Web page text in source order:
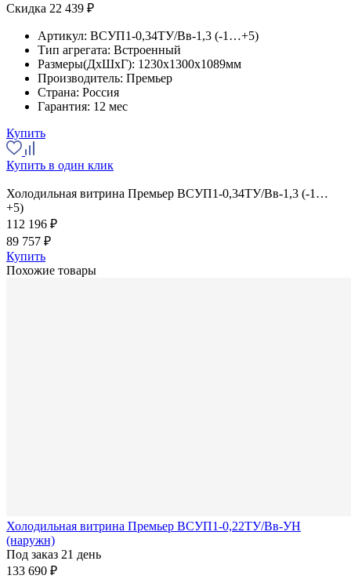
Скидка 22 439 ₽
Артикул: ВСУП1-0,34ТУ/Вв-1,3 (-1…+5)
Тип агрегата: Встроенный
Размеры(ДхШхГ): 1230x1300x1089мм
Производитель: Премьер
Страна: Россия
Гарантия: 12 мес
Купить
Купить в один клик
Холодильная витрина Премьер ВСУП1-0,34ТУ/Вв-1,3 (-1…
+5)
112 196 ₽
89 757 ₽
Купить
Похожие товары
Холодильная витрина Премьер ВСУП1-0,22ТУ/Вв-УН
(наружн)
Под заказ 21 день
133 690 ₽